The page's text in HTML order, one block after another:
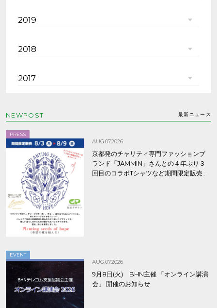
2019
2018
2017
NEWPOST 最新ニュース
PRESS
AUG.07.2026
京都発のチャリティ専門ファッションブ
ランド「JAMMIN」さんとの４年ぶり３
回目のコラボTシャツなど期間限定販売、
EVENT
AUG.07.2026
9月8日(火) BHN主催 「オンライン講演
会」 開催のお知らせ